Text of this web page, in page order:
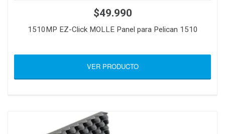
$49.990
1510MP EZ-Click MOLLE Panel para Pelican 1510
VER PRODUCTO